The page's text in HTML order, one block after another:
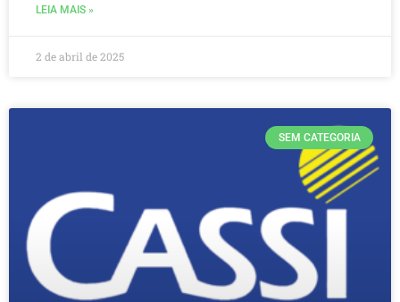
LEIA MAIS »
2 de abril de 2025
SEM CATEGORIA